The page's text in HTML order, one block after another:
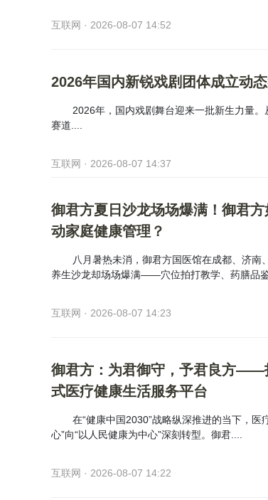
互联网 · 2026-08-07 14:52
2026年国内新锐戏剧团体成立动
2026年，国内戏剧舞台迎来一批新生力量
赛道....
互联网 · 2026-08-07 14:37
御君方夏日沙龙场场爆满！御君
动家庭健康管理？
八月暑热未消，御君方国医馆在成都、济南
养生沙龙却场场爆满——穴位拍打教学、药膳品鉴
互联网 · 2026-08-07 14:23
御君方：为君御守，予君良方——
式医疗健康生活服务平台
在“健康中国2030”战略纵深推进的当下，医
心”向“以人民健康为中心”深刻转型。御君....
互联网 · 2026-08-07 14:22